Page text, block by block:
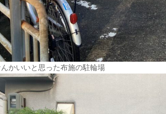
んかいいと思った布施の駐輪場